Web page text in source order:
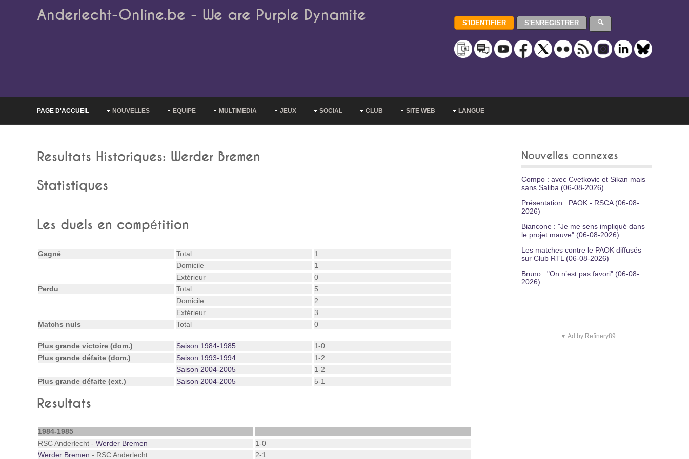
Anderlecht-Online.be - We are Purple Dynamite
PAGE D'ACCUEIL NOUVELLES EQUIPE MULTIMEDIA JEUX SOCIAL CLUB SITE WEB LANGUE
Resultats Historiques: Werder Bremen
Statistiques
Les duels en compétition
Gagné Total
1
Domicile
1
Extérieur
0
Perdu
Total
5
Domicile
2
Extérieur
3
Matchs nuls
Total 0
Plus grande victoire (dom.) Saison 1984-1985
1-0
Plus grande défaite (dom.)
Saison 1993-1994
1-2
Saison 2004-2005
1-2
Plus grande défaite (ext.)
Saison 2004-2005 5-1
Resultats
1984-1985
RSC Anderlecht - Werder Bremen
1-0
Werder Bremen - RSC Anderlecht
2-1
Nouvelles connexes
Compo : avec Cvetkovic et Sikan mais
sans Saliba (06-08-2026)
Présentation : PAOK - RSCA (06-08-
2026)
Biancone : "Je me sens impliqué dans
le projet mauve" (06-08-2026)
Les matches contre le PAOK diffusés
sur Club RTL (06-08-2026)
Bruno : "On n’est pas favori" (06-08-
2026)
▼ Ad by Refinery89